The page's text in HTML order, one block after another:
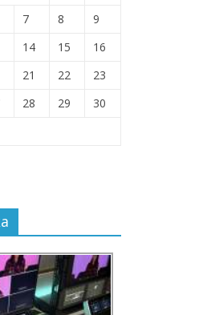
7 8
9
14 15
16
21 22
23
28 29
30